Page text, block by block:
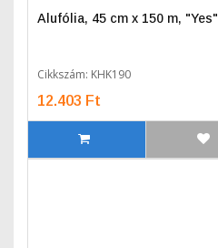
Alufólia, 45 cm x 150 m, "Yes"
Cikkszám: KHK190
12.403 Ft